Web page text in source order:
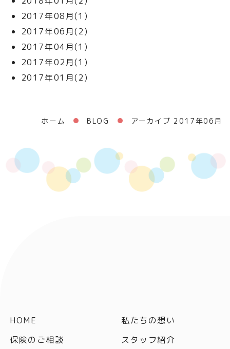
2017年08月(1)
2017年06月(2)
2017年04月(1)
2017年02月(1)
2017年01月(2)
ホーム BLOG アーカイブ 2017年06月
HOME
私たちの想い
保険のご相談
スタッフ紹介